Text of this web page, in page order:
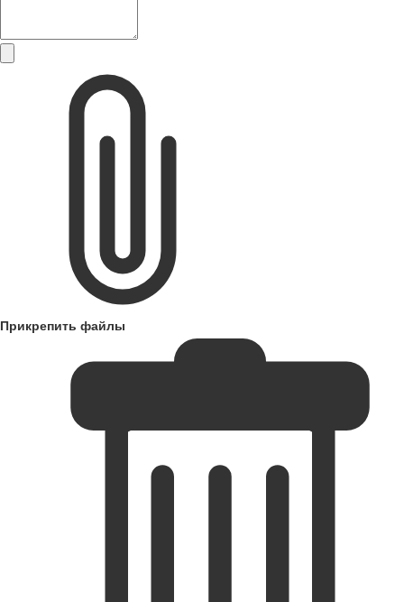
Прикрепить файлы